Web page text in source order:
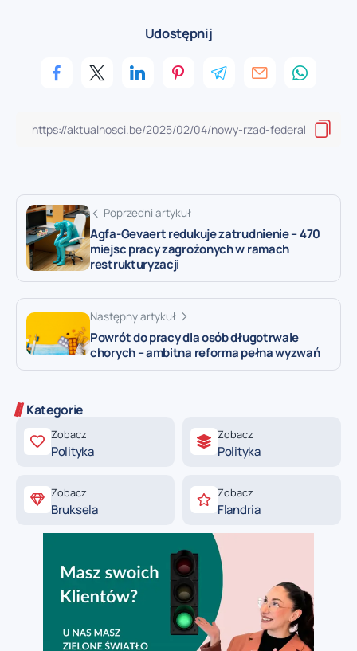
Udostępnij
Poprzedni artykuł
Agfa-Gevaert redukuje zatrudnienie – 470
miejsc pracy zagrożonych w ramach
restrukturyzacji
Następny artykuł
Powrót do pracy dla osób długotrwale
chorych – ambitna reforma pełna wyzwań
Kategorie
Zobacz
Polityka
Zobacz
Polityka
Zobacz
Bruksela
Zobacz
Flandria